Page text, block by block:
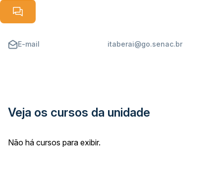
E-mail itaberai@go.senac.br
Veja os cursos da unidade
Não há cursos para exibir.